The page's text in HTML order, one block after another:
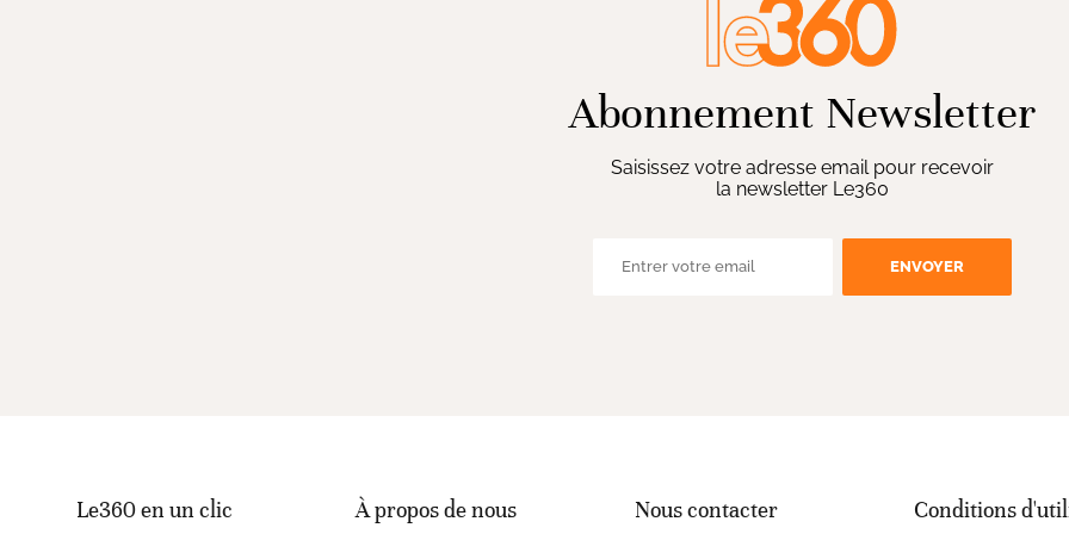
Abonnement Newsletter
Saisissez votre adresse email pour recevoir
la newsletter Le360
ENVOYER
Le360 en un clic À propos de nous Nous contacter Conditions